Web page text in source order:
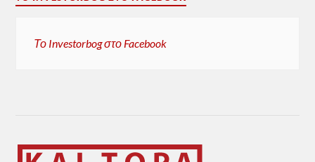
Το Investorbog στο Facebook